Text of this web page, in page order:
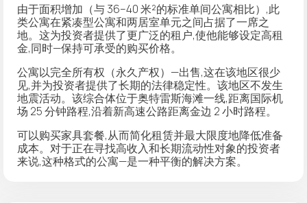
由于面积增加（与 36–40 米²的标准单间公寓相比）,此
类公寓在紧凑型公寓和两居室单元之间占据了一席之
地。这为投资者提供了更广泛的租户,使他能够设定高租
金,同时—保持可承受的购买价格。
公寓以完全所有权 （永久产权）—出售,这在该地区很少
见,并为投资者提供了长期的法律稳定性。该地区不发生
地震活动。该综合体位于奥特雷斯海滩一线,距离国际机
场 25 分钟路程,沿着新高速公路距离金边 2 小时路程。
可以购买家具套餐,从而简化租赁并最大限度地降低准备
成本。对于正在寻找高收入和长期流动性对象的投资者
来说,这种格式的公寓—是一种平衡的解决方案。